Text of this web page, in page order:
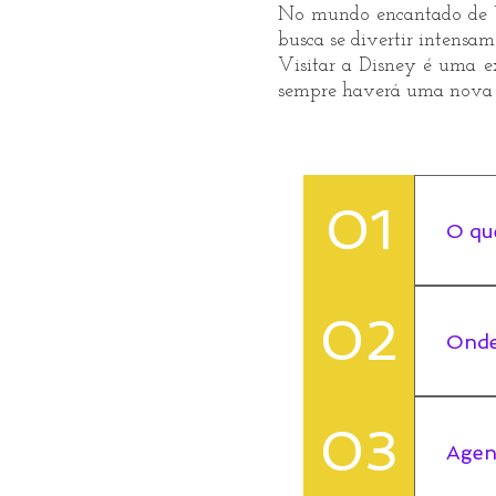
No mundo encantado
busca se divertir
Visitar a Disney é uma
sempre haverá uma
01 O
Não
você
02
03